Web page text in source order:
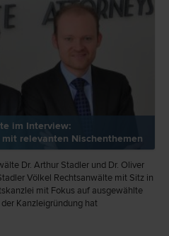
im Interview:
relevanten Nischenthemen
Dr. Arthur Stadler und Dr. Oliver
Völkel Rechtsanwälte mit Sitz in
mit Fokus auf ausgewählte
Kanzleigründung hat
Partner zum Interview geladen.